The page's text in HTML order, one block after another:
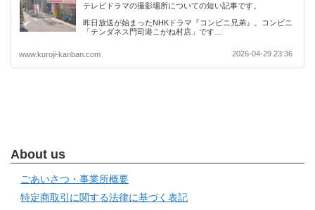
テレビドラマの撮影場所についての短い記事です。
昨日放送が始まったNHKドラマ『コンビニ兄弟』。コンビニ
「テンダネス門司港こがね村店」です…
www.kuroji-kanban.com 2026-04-29 23:36
About us
ごあいさつ・事業所概要
特定商取引に関する法律に基づく表記